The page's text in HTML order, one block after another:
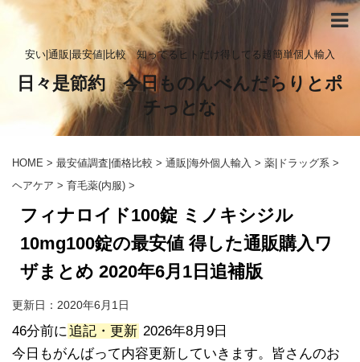
安い|通販|最安値|比較 知ってるヒトだけ得してる超簡単個人輸入
日々是節約 今日ものんべんだらりとポ
チっとな
HOME > 最安値調査|価格比較 > 通販|海外個人輸入 > 薬|ドラッグ系 >
ヘアケア > 育毛薬(内服) >
フィナロイド100錠 ミノキシジル
10mg100錠の最安値 得した通販購入ワ
ザまとめ 2020年6月1日追補版
更新日： 2020年6月1日
46分前に追記・更新 2026年8月9日
今日もがんばって内容更新していきます。皆さんのお